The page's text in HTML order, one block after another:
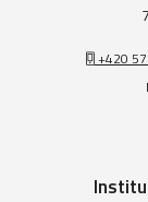
+420